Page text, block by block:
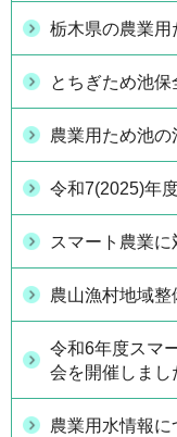
栃木県の農業用
とちぎため池
農業用ため池の
令和7(2025)年
スマート農業
農山漁村地域整
令和6年度スマ
会を開催しまし
農業用水情報に